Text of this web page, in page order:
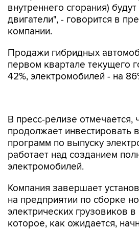
внутреннего сгорания)
двигатели", - говорится в
компании.
Продажи гибридных
первом квартале текущего
42%, электромобилей - на
программ по выпуску
работает над созданием
электромобилей.
Компания завершает
электрических грузовиков
которое, как ожидается,
готовую продукцию